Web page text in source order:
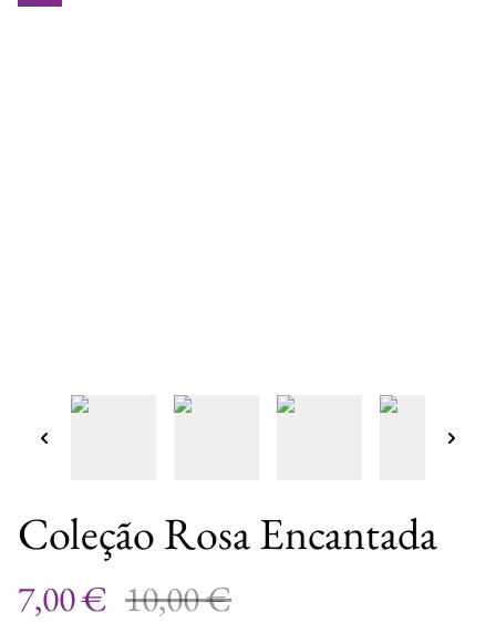
Coleção Rosa Encantada
7,00 € 10,00 €